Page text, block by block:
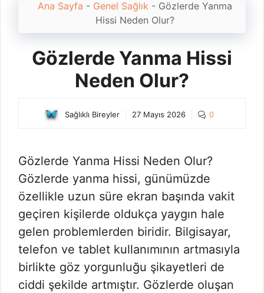
Ana Sayfa - Genel Sağlık - Gözlerde Yanma
Hissi Neden Olur?
Gözlerde Yanma Hissi
Neden Olur?
Sağlıklı Bireyler 27 Mayıs 2026 0
Gözlerde Yanma Hissi Neden Olur?
Gözlerde yanma hissi, günümüzde
özellikle uzun süre ekran başında vakit
geçiren kişilerde oldukça yaygın hale
gelen problemlerden biridir. Bilgisayar,
telefon ve tablet kullanımının artmasıyla
birlikte göz yorgunluğu şikayetleri de
ciddi şekilde artmıştır. Gözlerde oluşan